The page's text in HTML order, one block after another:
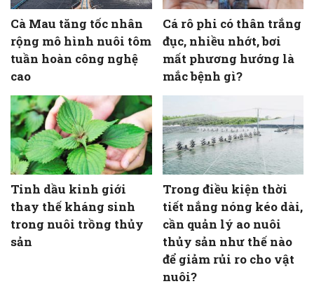
Cà Mau tăng tốc nhân
rộng mô hình nuôi tôm
tuần hoàn công nghệ
cao
Cá rô phi có thân trắng
đục, nhiều nhớt, bơi
mất phương hướng là
mắc bệnh gì?
Tinh dầu kinh giới
thay thế kháng sinh
trong nuôi trồng thủy
sản
Trong điều kiện thời
tiết nắng nóng kéo dài,
cần quản lý ao nuôi
thủy sản như thế nào
để giảm rủi ro cho vật
nuôi?